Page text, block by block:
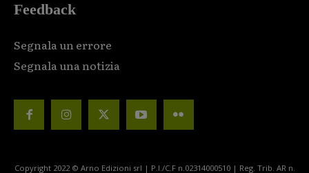
Feedback
Segnala un errore
Segnala una notizia
Copyright 2022 © Arno Edizioni srl | P.I./C.F n.02314000510 | Reg. Trib. AR n.